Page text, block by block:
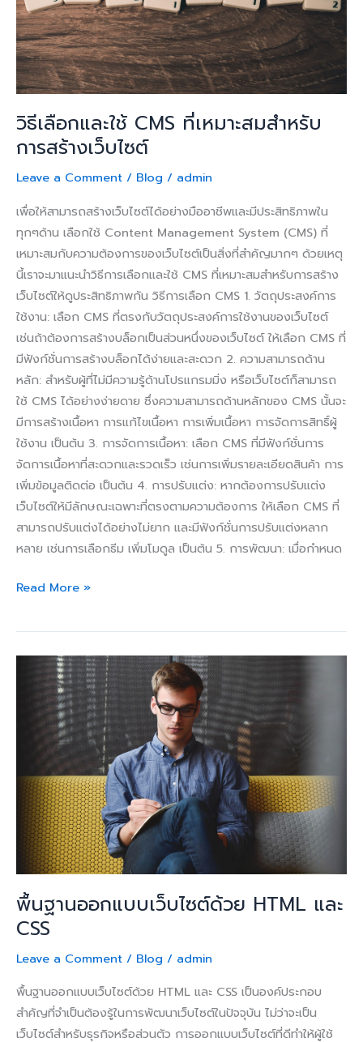
วิธีเลือกและใช้ CMS ที่เหมาะสมสำหรับ
การสร้างเว็บไซต์
Leave a Comment / Blog / admin
เพื่อให้สามารถสร้างเว็บไซต์ได้อย่างมืออาชีพและมีประสิทธิภาพใน
ทุกๆด้าน เลือกใช้ Content Management System (CMS) ที่
เหมาะสมกับความต้องการของเว็บไซต์เป็นสิ่งที่สำคัญมากๆ ด้วยเหตุ
นี้เราจะมาแนะนำวิธีการเลือกและใช้ CMS ที่เหมาะสมสำหรับการสร้าง
เว็บไซต์ให้ดูประสิทธิภาพกัน วิธีการเลือก CMS 1. วัตถุประสงค์การ
ใช้งาน: เลือก CMS ที่ตรงกับวัตถุประสงค์การใช้งานของเว็บไซต์
เช่นถ้าต้องการสร้างบล็อกเป็นส่วนหนึ่งของเว็บไซต์ ให้เลือก CMS ที่
มีฟังก์ชั่นการสร้างบล็อกได้ง่ายและสะดวก 2. ความสามารถด้าน
หลัก: สำหรับผู้ที่ไม่มีความรู้ด้านโปรแกรมมิ่ง หรือเว็บไซต์ก็สามารถ
ใช้ CMS ได้อย่างง่ายดาย ซึ่งความสามารถด้านหลักของ CMS นั้นจะ
มีการสร้างเนื้อหา การแก้ไขเนื้อหา การเพิ่มเนื้อหา การจัดการสิทธิ์ผู้
ใช้งาน เป็นต้น 3. การจัดการเนื้อหา: เลือก CMS ที่มีฟังก์ชั่นการ
จัดการเนื้อหาที่สะดวกและรวดเร็ว เช่นการเพิ่มรายละเอียดสินค้า การ
เพิ่มข้อมูลติดต่อ เป็นต้น 4. การปรับแต่ง: หากต้องการปรับแต่ง
เว็บไซต์ให้มีลักษณะเฉพาะที่ตรงตามความต้องการ ให้เลือก CMS ที่
สามารถปรับแต่งได้อย่างไม่ยาก และมีฟังก์ชั่นการปรับแต่งหลาก
หลาย เช่นการเลือกธีม เพิ่มโมดูล เป็นต้น 5. การพัฒนา: เมื่อกำหนด
เหมาะ
สม
สำหรับ
การ
สร้าง
เว็บไซต์
Read More »
พื้นฐานออกแบบเว็บไซต์ด้วย HTML และ
CSS
Leave a Comment / Blog / admin
พื้นฐานออกแบบเว็บไซต์ด้วย HTML และ CSS เป็นองค์ประกอบ
สำคัญที่จำเป็นต้องรู้ในการพัฒนาเว็บไซต์ในปัจจุบัน ไม่ว่าจะเป็น
เว็บไซต์สำหรับธุรกิจหรือส่วนตัว การออกแบบเว็บไซต์ที่ดีทำให้ผู้ใช้
ออกแบบ
เว็บไซต์
HTML
และ
CSS